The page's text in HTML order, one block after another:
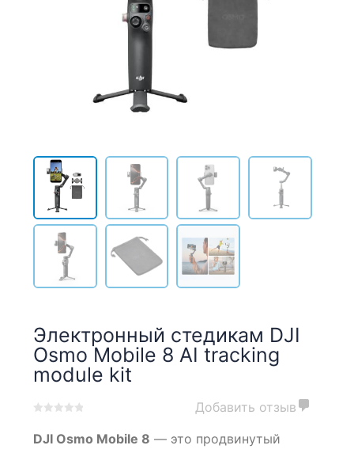
Электронный стедикам DJI
Osmo Mobile 8 AI tracking
module kit
out
Добавить отзыв
DJI Osmo Mobile 8 — это продвинутый